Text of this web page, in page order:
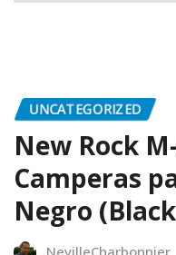
UNCATEGORIZED
New Rock
Camperas
Negro